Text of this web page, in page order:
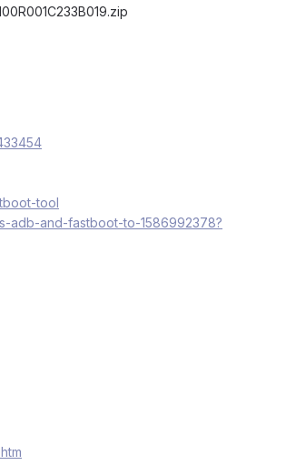
tool
adb-and-fastboot-to-1586992378?